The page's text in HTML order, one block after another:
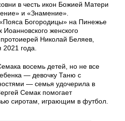
в честь икон Божией Матери
и «Знамение».
Богородицы» на Пинежье
женского
Николай Беляев,
года.
восемь детей, но не все
— девочку Таню с
— семья удочерила в
Семак помогает
сиротам, играющим в футбол.